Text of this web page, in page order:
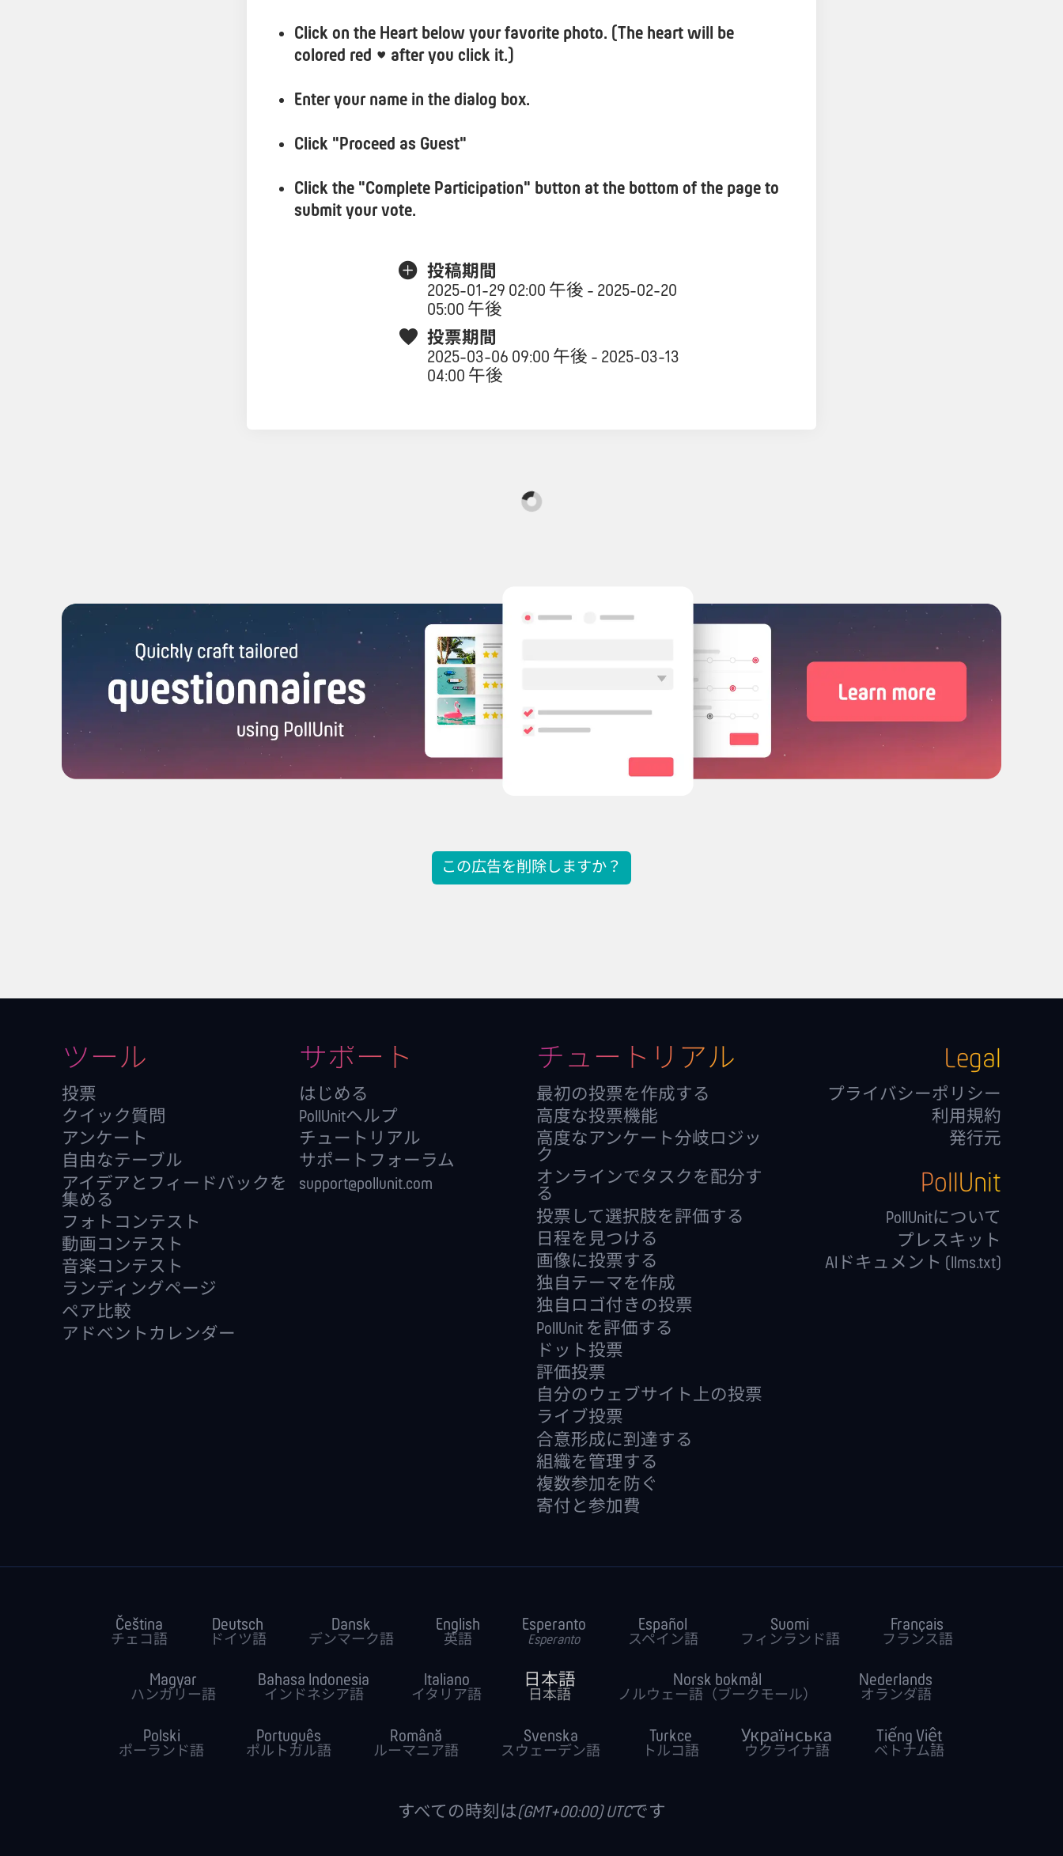
Click on the Heart below your favorite photo. (The heart will be
colored red ♥️ after you click it.)
Enter your name in the dialog box.
Click "Proceed as Guest"
Click the "Complete Participation" button at the bottom of the page to
submit your vote.
投稿期間
2025-01-29 02:00 午後 - 2025-02-20
05:00 午後
投票期間
2025-03-06 09:00 午後 - 2025-03-13
04:00 午後
この広告を削除しますか？
ツール
投票
クイック質問
アンケート
自由なテーブル
アイデアとフィードバックを
集める
フォトコンテスト
動画コンテスト
音楽コンテスト
ランディングページ
ペア比較
アドベントカレンダー
サポート
はじめる
PollUnitヘルプ
チュートリアル
サポートフォーラム
support@pollunit.com
チュートリアル
最初の投票を作成する
高度な投票機能
高度なアンケート分岐ロジッ
ク
オンラインでタスクを配分す
る
投票して選択肢を評価する
日程を見つける
画像に投票する
独自テーマを作成
独自ロゴ付きの投票
PollUnit を評価する
ドット投票
評価投票
自分のウェブサイト上の投票
ライブ投票
合意形成に到達する
組織を管理する
複数参加を防ぐ
寄付と参加費
Legal
プライバシーポリシー
利用規約
発行元
PollUnit
PollUnitについて
プレスキット
AIドキュメント (llms.txt)
Čeština
チェコ語
Deutsch
ドイツ語
Dansk
デンマーク語
English
英語
Esperanto
Esperanto
Español
スペイン語
Suomi
フィンランド語
Français
フランス語
Magyar
ハンガリー語
Bahasa Indonesia
インドネシア語
Italiano
イタリア語
日本語
日本語
Norsk bokmål
ノルウェー語（ブークモール）
Nederlands
オランダ語
Polski
ポーランド語
Português
ポルトガル語
Română
ルーマニア語
Svenska
スウェーデン語
Turkce
トルコ語
Українська
ウクライナ語
Tiếng Việt
ベトナム語
すべての時刻は(GMT+00:00) UTCです